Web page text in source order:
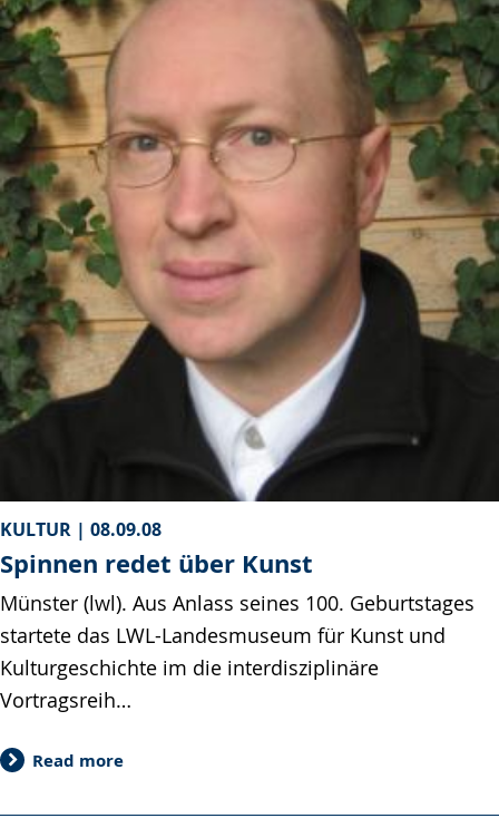
KULTUR | 08.09.08
Spinnen redet über Kunst
Münster (lwl). Aus Anlass seines 100. Geburtstages
startete das LWL-Landesmuseum für Kunst und
Kulturgeschichte im die interdisziplinäre
Vortragsreih…
Read more